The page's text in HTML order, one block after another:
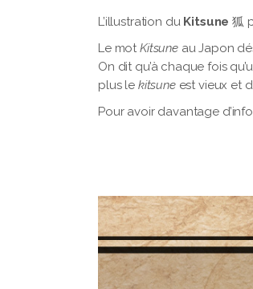
L’illustration du Kitsune 狐
Le motKitsuneau Japon
On dit qu’à chaque fois
plus le kitsuneest vieux et
Pour avoir davantage